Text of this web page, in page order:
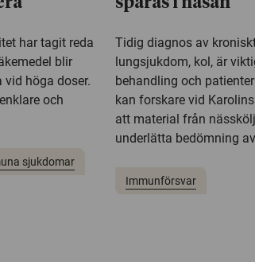
har tagit reda
blir
höga doser.
och
sjukdomar
spåras i näsan
Tidig diagnos av
lungsjukdom, kol, är
behandling och
kan forskare vid
att material från
underlätta bedömning
Immunförsvar